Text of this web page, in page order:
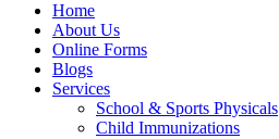
Home
About Us
Online Forms
Blogs
Services
School & Sports Physicals
Child Immunizations